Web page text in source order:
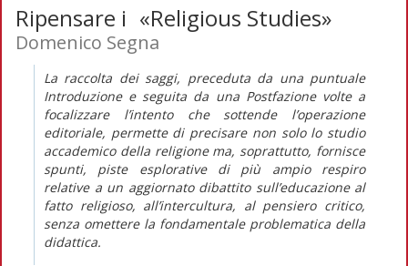
Ripensare i «Religious Studies»
Domenico Segna
La raccolta dei saggi, preceduta da una puntuale
Introduzione e seguita da una Postfazione volte a
focalizzare l’intento che sottende l’operazione
editoriale, permette di precisare non solo lo studio
accademico della religione ma, soprattutto, fornisce
spunti, piste esplorative di più ampio respiro
relative a un aggiornato dibattito sull’educazione al
fatto religioso, all’intercultura, al pensiero critico,
senza omettere la fondamentale problematica della
didattica.